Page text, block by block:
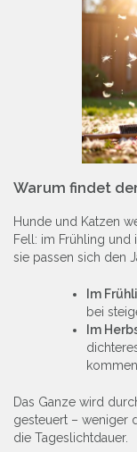
Warum findet
Hunde und Katzen
Fell: im Frühling und
sie passen sich den
Im
bei
Im
Das Ganze wird
gesteuert – weniger
die Tageslichtdauer.